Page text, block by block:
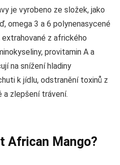
je vyrobeno ze složek, jako
omega 3 a 6 polynenasycené
z afrického
provitamin A a
na snížení hladiny
k jídlu, odstranění toxinů z
a zlepšení trávení.
African Mango?